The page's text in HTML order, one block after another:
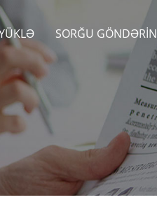
SORĞU GÖNDƏRIN